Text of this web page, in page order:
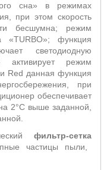
сна» в режимах
при этом скорость
бесшумна; режим
«TURBO»;функция
светодиодную
активирует режим
Red данная функция
при
обеспечивает
2°С выше заданной,
фильтр-сетка
частицы пыли,